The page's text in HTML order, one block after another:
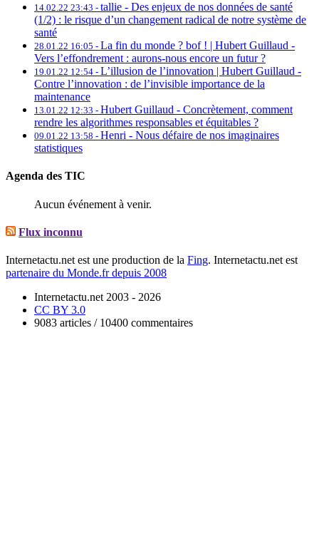
14.02.22 23:43 - tallie - Des enjeux de nos données de santé
(1/2) : le risque d’un changement radical de notre système de
santé
28.01.22 16:05 - La fin du monde ? bof ! | Hubert Guillaud -
Vers l’effondrement : aurons-nous encore un futur ?
19.01.22 12:54 - L’illusion de l’innovation | Hubert Guillaud -
Contre l’innovation : de l’invisible importance de la
maintenance
13.01.22 12:33 - Hubert Guillaud - Concrètement, comment
rendre les algorithmes responsables et équitables ?
09.01.22 13:58 - Henri - Nous défaire de nos imaginaires
statistiques
Agenda des TIC
Aucun événement à venir.
Flux inconnu
Internetactu.net est une production de la Fing. Internetactu.net est
partenaire du Monde.fr depuis 2008
Internetactu.net 2003 - 2026
CC BY 3.0
9083 articles / 10400 commentaires